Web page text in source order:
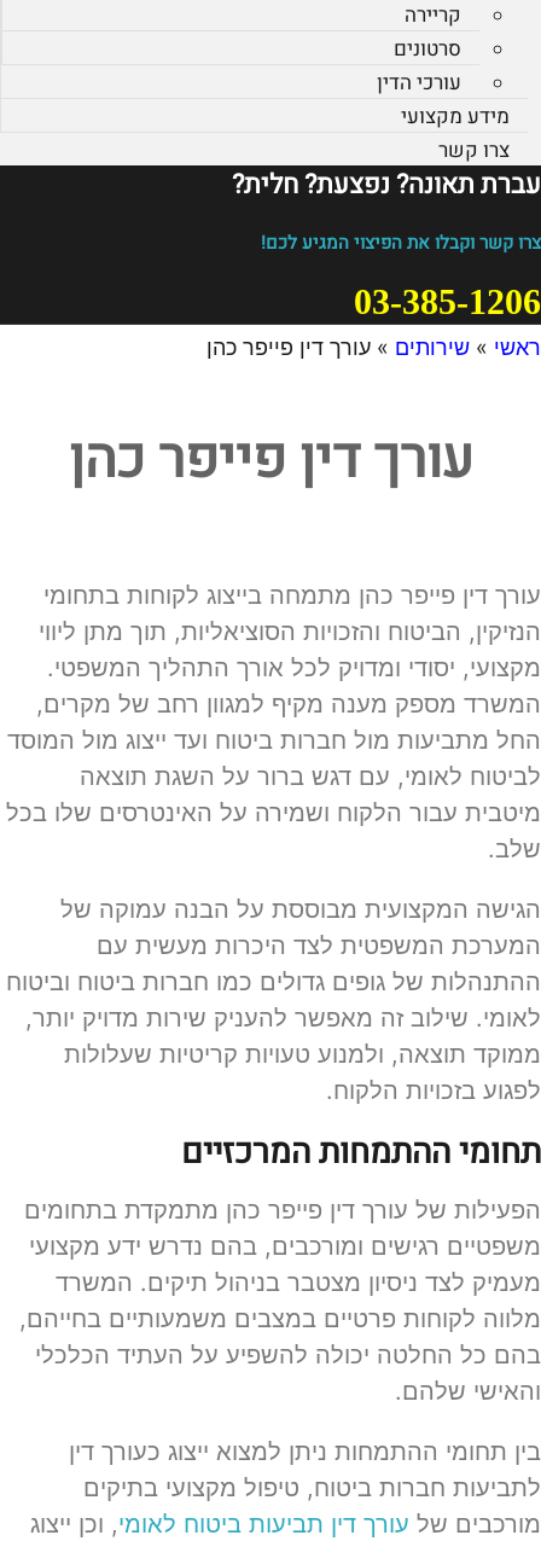
קריירה
סרטונים
עורכי הדין
מידע מקצועי
צרו קשר
עברת תאונה? נפצעת? חלית?​
צרו קשר וקבלו את הפיצוי המגיע לכם!
03-385-1206
ראשי » שירותים » עורך דין פייפר כהן
עורך דין פייפר כהן
עורך דין פייפר כהן מתמחה בייצוג לקוחות בתחומי
הנזיקין, הביטוח והזכויות הסוציאליות, תוך מתן ליווי
מקצועי, יסודי ומדויק לכל אורך התהליך המשפטי.
המשרד מספק מענה מקיף למגוון רחב של מקרים,
החל מתביעות מול חברות ביטוח ועד ייצוג מול המוסד
לביטוח לאומי, עם דגש ברור על השגת תוצאה
מיטבית עבור הלקוח ושמירה על האינטרסים שלו בכל
שלב.
הגישה המקצועית מבוססת על הבנה עמוקה של
המערכת המשפטית לצד היכרות מעשית עם
ההתנהלות של גופים גדולים כמו חברות ביטוח וביטוח
לאומי. שילוב זה מאפשר להעניק שירות מדויק יותר,
ממוקד תוצאה, ולמנוע טעויות קריטיות שעלולות
לפגוע בזכויות הלקוח.
תחומי ההתמחות המרכזיים
הפעילות של עורך דין פייפר כהן מתמקדת בתחומים
משפטיים רגישים ומורכבים, בהם נדרש ידע מקצועי
מעמיק לצד ניסיון מצטבר בניהול תיקים. המשרד
מלווה לקוחות פרטיים במצבים משמעותיים בחייהם,
בהם כל החלטה יכולה להשפיע על העתיד הכלכלי
והאישי שלהם.
בין תחומי ההתמחות ניתן למצוא ייצוג כעורך דין
לתביעות חברות ביטוח, טיפול מקצועי בתיקים
מורכבים של עורך דין תביעות ביטוח לאומי, וכן ייצוג